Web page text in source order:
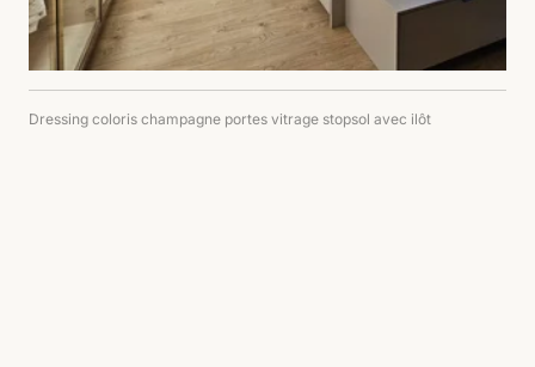
Dressing coloris champagne portes vitrage stopsol avec ilôt